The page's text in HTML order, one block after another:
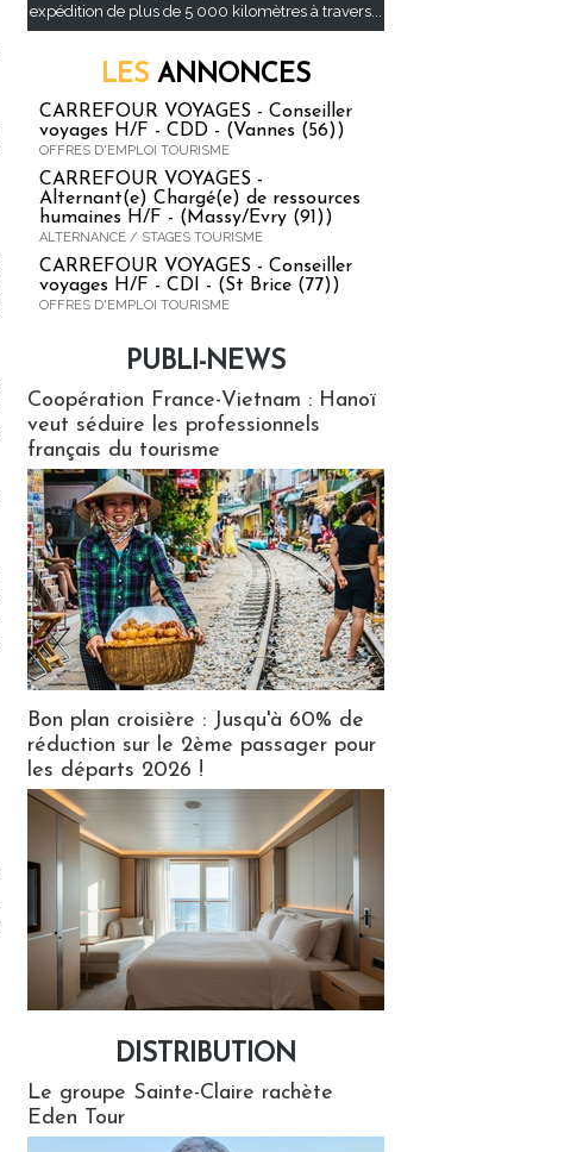
expédition de plus de 5 000 kilomètres à travers...
LES ANNONCES
CARREFOUR VOYAGES - Conseiller
voyages H/F - CDD - (Vannes (56))
OFFRES D'EMPLOI TOURISME
CARREFOUR VOYAGES -
Alternant(e) Chargé(e) de ressources
humaines H/F - (Massy/Evry (91))
ALTERNANCE / STAGES TOURISME
CARREFOUR VOYAGES - Conseiller
voyages H/F - CDI - (St Brice (77))
OFFRES D'EMPLOI TOURISME
PUBLI-NEWS
Coopération France-Vietnam : Hanoï
veut séduire les professionnels
français du tourisme
Bon plan croisière : Jusqu'à 60% de
réduction sur le 2ème passager pour
les départs 2026 !
DISTRIBUTION
Le groupe Sainte-Claire rachète
Eden Tour